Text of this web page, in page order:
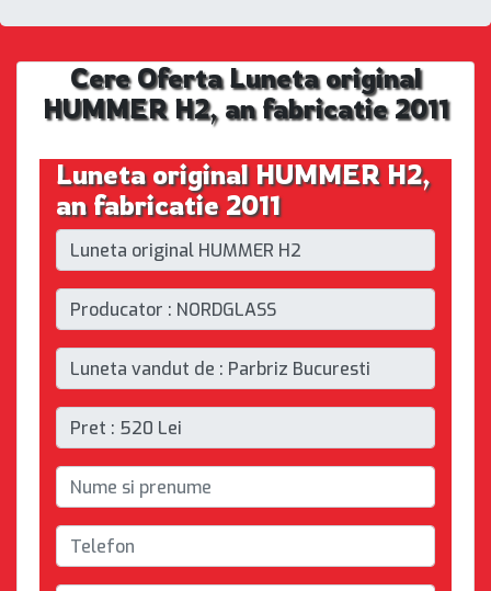
Cere Oferta Luneta original
HUMMER H2, an fabricatie 2011
Luneta original HUMMER H2,
an fabricatie 2011